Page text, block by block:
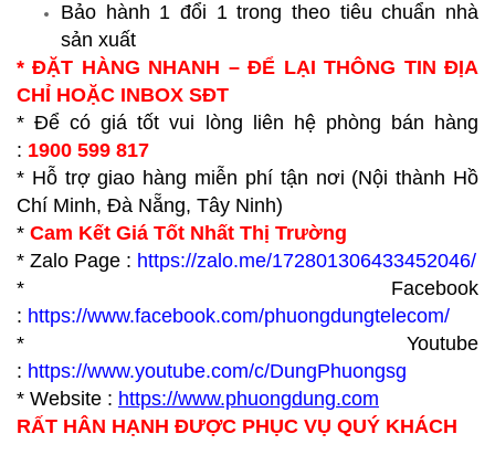
Bảo hành 1 đổi 1 trong theo tiêu chuẩn nhà
sản xuất
* ĐẶT HÀNG NHANH – ĐỂ LẠI THÔNG TIN ĐỊA
CHỈ HOẶC INBOX SĐT
* Để có giá tốt vui lòng liên hệ phòng bán hàng
: 1900 599 817
* Hỗ trợ giao hàng miễn phí tận nơi (Nội thành Hồ
Chí Minh, Đà Nẵng, Tây Ninh)
* Cam Kết Giá Tốt Nhất Thị Trường
* Zalo Page : https://zalo.me/172801306433452046/
* Facebook
: https://www.facebook.com/phuongdungtelecom/
* Youtube
: https://www.youtube.com/c/DungPhuongsg
* Website : https://www.phuongdung.com
RẤT HÂN HẠNH ĐƯỢC PHỤC VỤ QUÝ KHÁCH